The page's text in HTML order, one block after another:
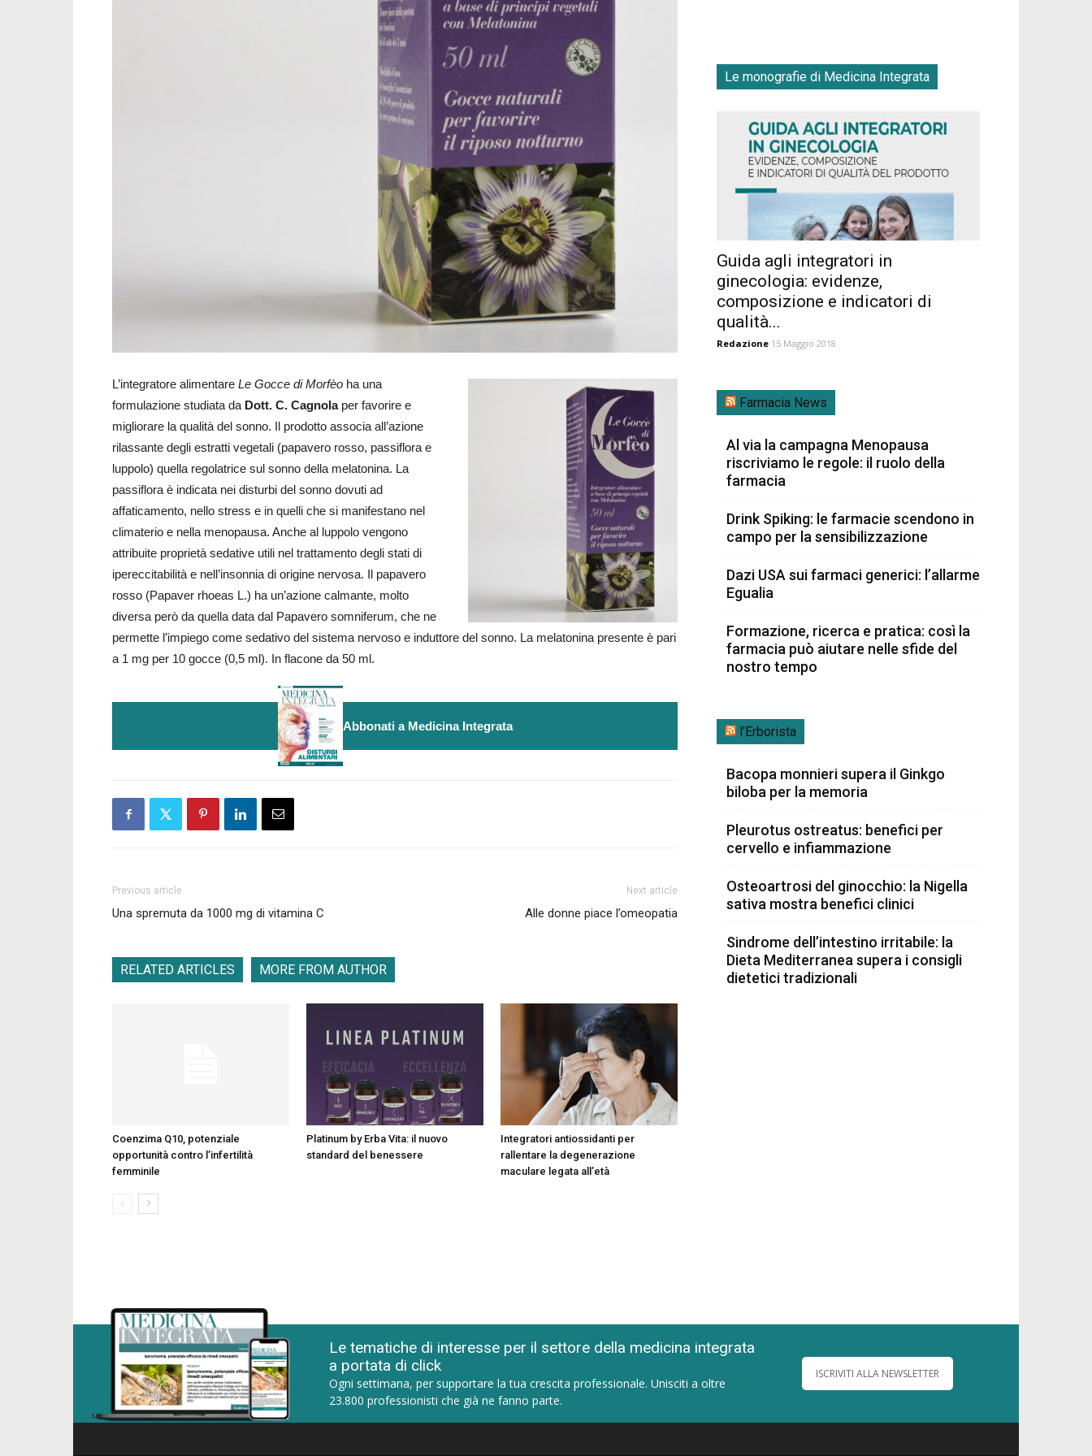
L’integratore alimentare Le Gocce di Morfèo ha una
formulazione studiata da Dott. C. Cagnolaper favorire e
migliorare la qualità del sonno. Il prodotto associa all’azione
rilassante degli estratti vegetali (papavero rosso, passiflora e
luppolo) quella regolatrice sul sonno della melatonina. La
passiflora è indicata nei disturbi del sonno dovuti ad
affaticamento, nello stress e in quelli che si manifestano nel
climaterio e nella menopausa. Anche al luppolo vengono
attribuite proprietà sedative utili nel trattamento degli stati di
ipereccitabilità e nell’insonnia di origine nervosa. Il papavero
rosso (Papaver rhoeas L.) ha un’azione calmante, molto
diversa però da quella data dal Papavero somniferum, che ne
permette l’impiego come sedativo del sistema nervoso e induttore del sonno. La melatonina presente è pari
a 1 mg per 10 gocce (0,5 ml). In flacone da 50 ml.
Abbonati a Medicina Integrata
Previous article
Una spremuta da 1000 mg di vitamina C
Next article
Alle donne piace l’omeopatia
RELATED ARTICLES MORE FROM AUTHOR
Coenzima Q10, potenziale
opportunità contro l’infertilità
femminile
Platinum by Erba Vita: il nuovo
standard del benessere
Integratori antiossidanti per
rallentare la degenerazione
maculare legata all’età
Le monografie di Medicina Integrata
Guida agli integratori in
ginecologia: evidenze,
composizione e indicatori di
qualità...
Redazione 15 Maggio 2018
Farmacia News
Al via la campagna Menopausa
riscriviamo le regole: il ruolo della
farmacia
Drink Spiking: le farmacie scendono in
campo per la sensibilizzazione
Dazi USA sui farmaci generici: l’allarme
Egualia
Formazione, ricerca e pratica: così la
farmacia può aiutare nelle sfide del
nostro tempo
l’Erborista
Bacopa monnieri supera il Ginkgo
biloba per la memoria
Pleurotus ostreatus: benefici per
cervello e infiammazione
Osteoartrosi del ginocchio: la Nigella
sativa mostra benefici clinici
Sindrome dell’intestino irritabile: la
Dieta Mediterranea supera i consigli
dietetici tradizionali
Le tematiche di interesse per il settore della medicina integrata
a portata di click
Ogni settimana, per supportare la tua crescita professionale. Unisciti a oltre
23.800 professionisti che già ne fanno parte.
ISCRIVITI ALLA NEWSLETTER